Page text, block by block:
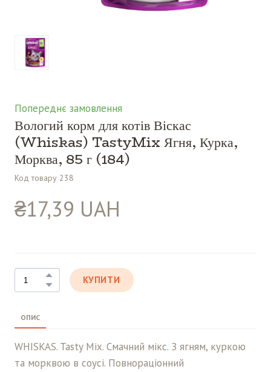
Попереднє замовлення
Вологий корм для котів Віскас
(Whiskas) TastyMix Ягня, Курка,
Морква, 85 г (184)
Код товару 238
₴17,39 UAH
КУПИТИ
ОПИС
WHISKAS. Tasty Mix. Cмачний мікс. З ягням, куркою
та морквою в соусі. Повнораціонний